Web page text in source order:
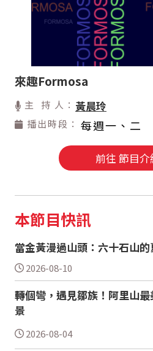
來趣Formosa
主 持 人： 黃晨玲
播出時段： 每週一、二
前往 節目介
本節目快訊
當金黃漫過山頭：六十石山
2026-08-10
轉個彎，遇見鄒族！阿里山
景
2026-08-04